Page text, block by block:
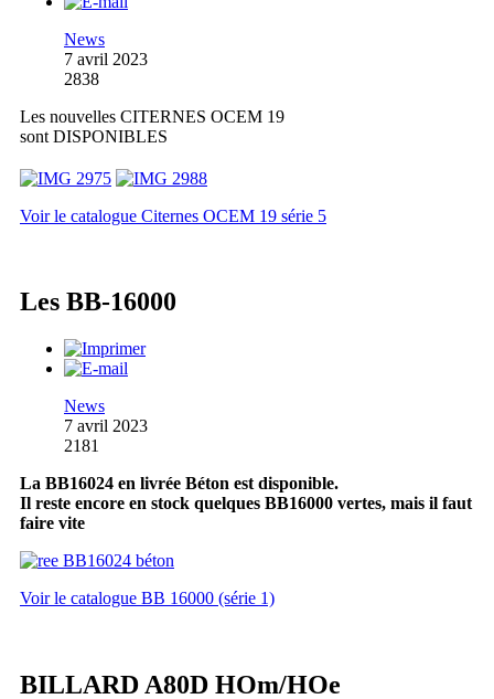
News
7 avril 2023
2838
Les nouvelles CITERNES OCEM 19
sont DISPONIBLES
Voir le catalogue Citernes OCEM 19 série 5
Les BB-16000
News
7 avril 2023
2181
La BB16024 en livrée Béton est disponible.
Il reste encore en stock quelques BB16000 vertes, mais il faut
faire vite
Voir le catalogue BB 16000 (série 1)
BILLARD A80D HOm/HOe